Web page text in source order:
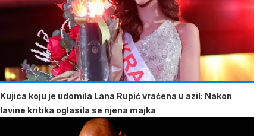
Kujica koju je udomila Lana Rupić vraćena u azil: Nakon
lavine kritika oglasila se njena majka